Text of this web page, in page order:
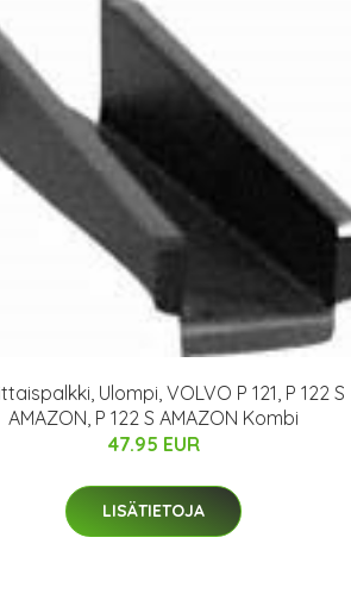
Ulompi, VOLVO P 121, P 122 S
AMAZON, P 122 S AMAZON Kombi
47.95 EUR
LISÄTIETOJA